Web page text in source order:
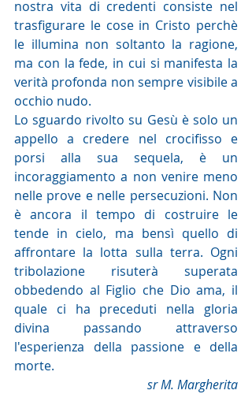
nostra vita di credenti consiste nel
trasfigurare le cose in Cristo perchè
le illumina non soltanto la ragione,
ma con la fede, in cui si manifesta la
verità profonda non sempre visibile a
occhio nudo.
Lo sguardo rivolto su Gesù è solo un
appello a credere nel crocifisso e
porsi alla sua sequela, è un
incoraggiamento a non venire meno
nelle prove e nelle persecuzioni. Non
è ancora il tempo di costruire le
tende in cielo, ma bensì quello di
affrontare la lotta sulla terra. Ogni
tribolazione risuterà superata
obbedendo al Figlio che Dio ama, il
quale ci ha preceduti nella gloria
divina passando attraverso
l'esperienza della passione e della
morte.
sr M. Margherita